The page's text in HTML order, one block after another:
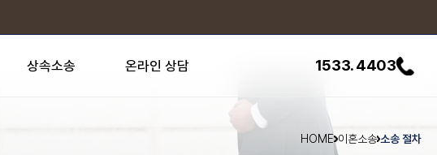
상속소송 온라인 상담 1533. 4403
HOME 이혼소송 소송 절차